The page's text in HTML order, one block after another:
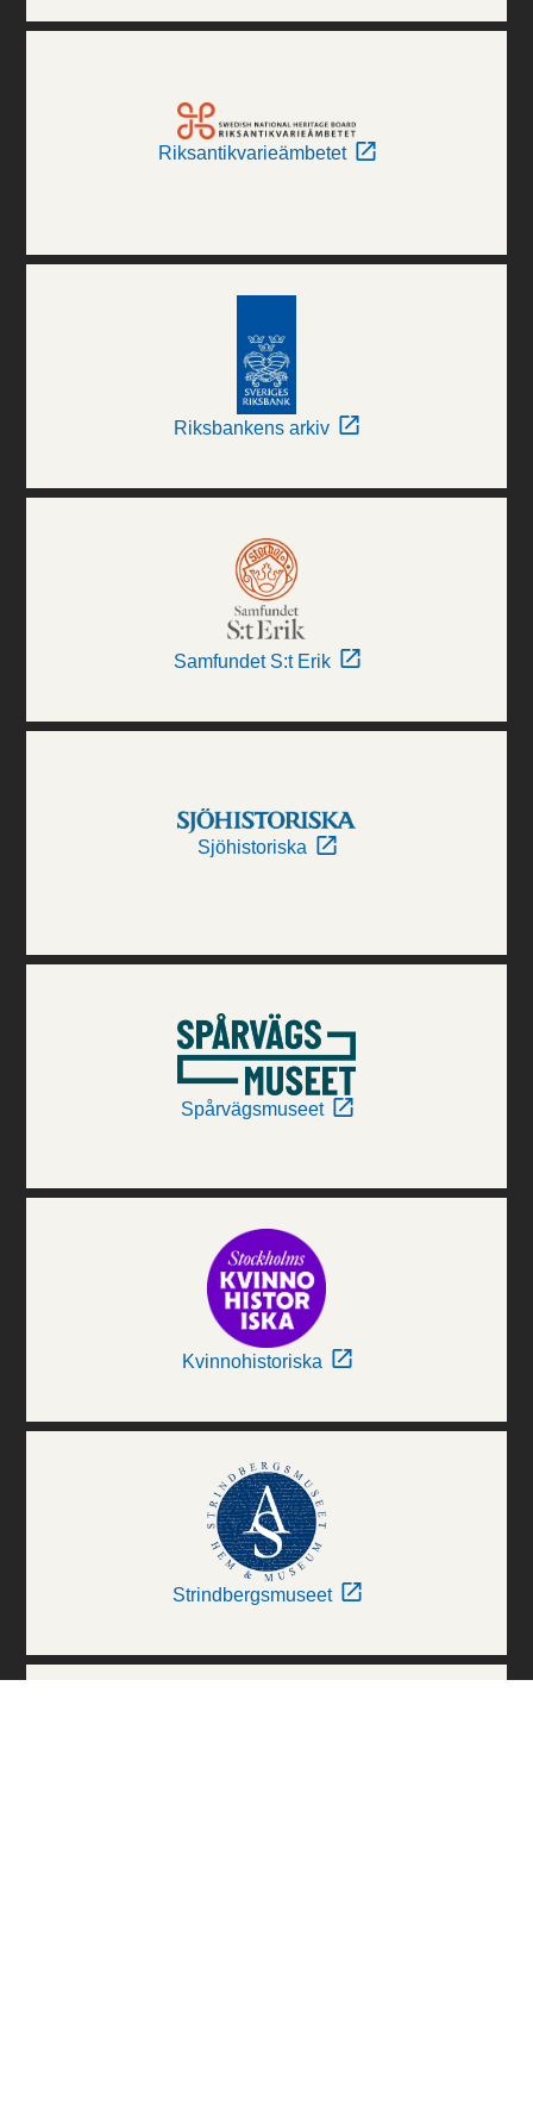
Riksantikvarieämbetet
Riksbankens arkiv
Samfundet S:t Erik
Sjöhistoriska
Spårvägsmuseet
Kvinnohistoriska
Strindbergsmuseet